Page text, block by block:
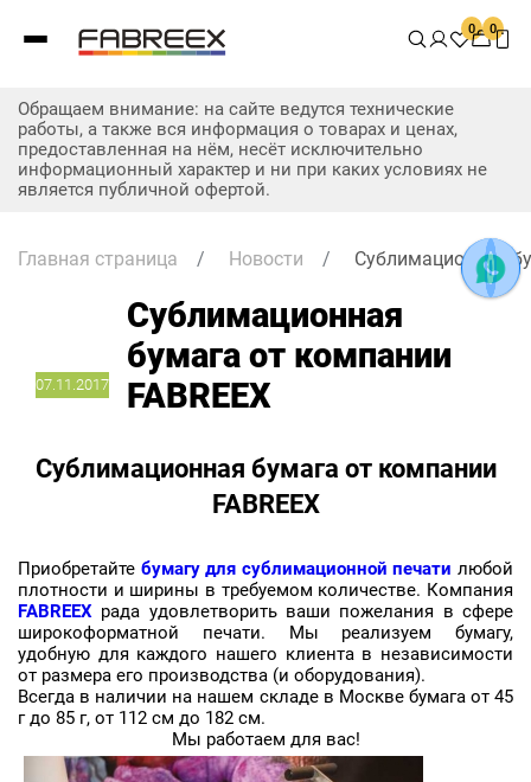
0 0
Обращаем внимание: на сайте ведутся технические
работы, а также вся информация о товарах и ценах,
предоставленная на нём, несёт исключительно
информационный характер и ни при каких условиях не
является публичной офертой.
Главная страница / Новости / Сублимационная
07.11.2017
Сублимационная
бумага от компании
FABREEX
Сублимационная бумага от компании
FABREEX
Приобретайте бумагу для сублимационной печати любой
плотности и ширины в требуемом количестве. Компания
FABREEX рада удовлетворить ваши пожелания в сфере
широкоформатной печати. Мы реализуем бумагу,
удобную для каждого нашего клиента в независимости
от размера его производства (и оборудования).
Всегда в наличии на нашем складе в Москве бумага от 45
г до 85 г, от 112 см до 182 см.
Мы работаем для вас!